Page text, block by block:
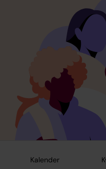
Kalender